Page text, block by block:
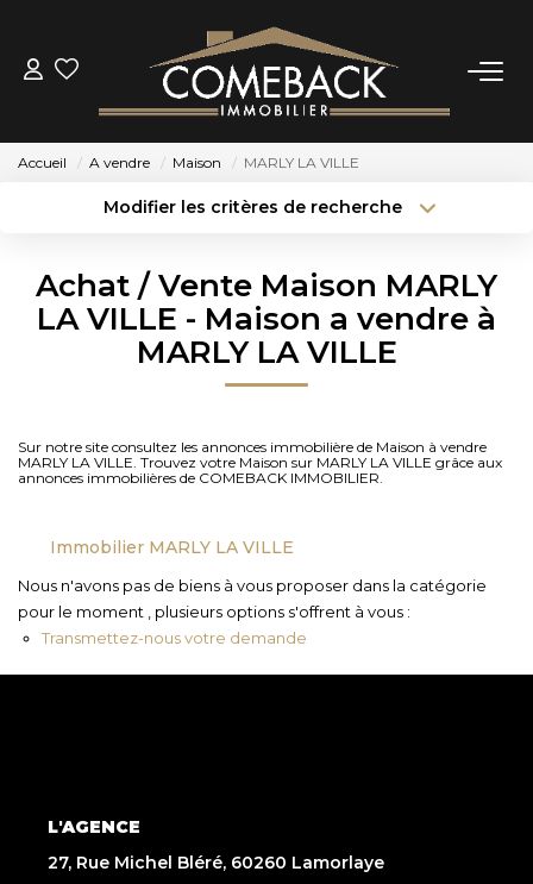
ACHETER
NOTRE AGENCE
CONTACT
Accueil A vendre Maison MARLY LA VILLE
Modifier les critères de recherche
Sélectionnez...
Type de bien
Plus de critères
Achat / Vente Maison MARLY
LA VILLE - Maison a vendre à
MARLY LA VILLE
Sur notre site consultez les annonces immobilière de Maison à vendre
MARLY LA VILLE. Trouvez votre Maison sur MARLY LA VILLE grâce aux
annonces immobilières de COMEBACK IMMOBILIER.
Immobilier MARLY LA VILLE
Nous n'avons pas de biens à vous proposer dans la catégorie
pour le moment , plusieurs options s'offrent à vous :
Transmettez-nous votre demande
L'AGENCE
27, Rue Michel Bléré, 60260 Lamorlaye